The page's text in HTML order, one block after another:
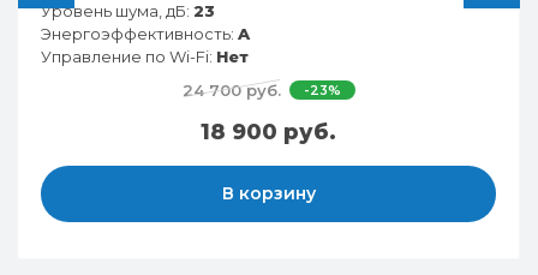
Уровень шума, дБ:
Энергоэффективность:
Управление по Wi-Fi:
34 290 руб.
-21%
26 990 руб.
В корзину